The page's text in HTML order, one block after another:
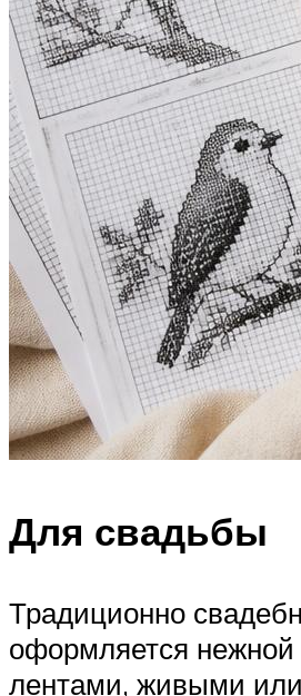
Для свадьбы
Традиционно
оформляется
лентами, живыми